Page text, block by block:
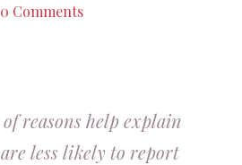
0 Comments
of reasons help explain
less likely to report